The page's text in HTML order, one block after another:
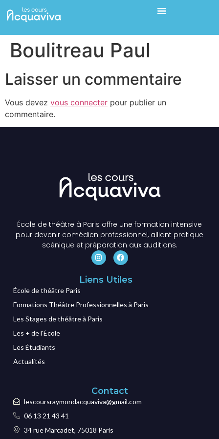
Boulitreau Paul
Laisser un commentaire
Vous devez vous connecter pour publier un
commentaire.
École de théâtre à Paris offre une formation intensive
pour devenir comédien professionnel, alliant pratique
scénique et préparation aux auditions.
Liens Utiles
École de théâtre Paris
Formations Théâtre Professionnelles à Paris
Les Stages de théâtre à Paris
Les + de l'École
Les Étudiants
Actualités
Contact
lescoursraymondacquaviva@gmail.com
06 13 21 43 41
34 rue Marcadet, 75018 Paris